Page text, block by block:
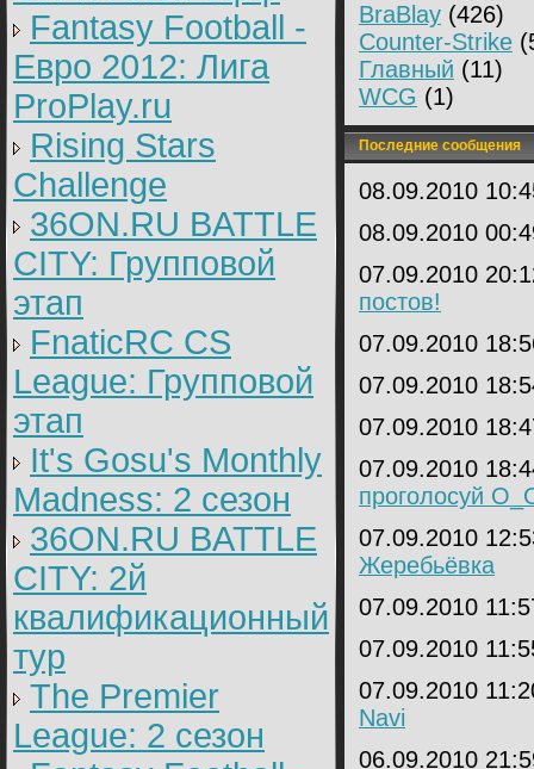
Fantasy Football -
Евро 2012: Лига
ProPlay.ru
Rising Stars
Challenge
36ON.RU BATTLE
CITY: Групповой
этап
FnaticRC CS
League: Групповой
этап
It's Gosu's Monthly
Madness: 2 сезон
36ON.RU BATTLE
CITY: 2й
квалификационный
тур
The Premier
League: 2 cезон
BraBlay (426)
Counter-Strike
Главный (11)
WCG (1)
Последние сообщения
08.09.2010
08.09.2010
07.09.2010
постов!
07.09.2010
07.09.2010
07.09.2010
07.09.2010
проголосуй
07.09.2010
Жеребьёвка
07.09.2010
07.09.2010
07.09.2010
Navi
06.09.2010